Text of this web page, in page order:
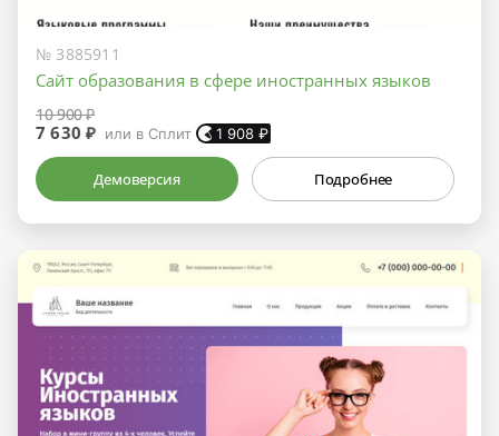
№ 3885911
Сайт образования в сфере иностранных языков
10 900 ₽
7 630 ₽ или в Сплит 1 908 ₽
Демоверсия Подробнее